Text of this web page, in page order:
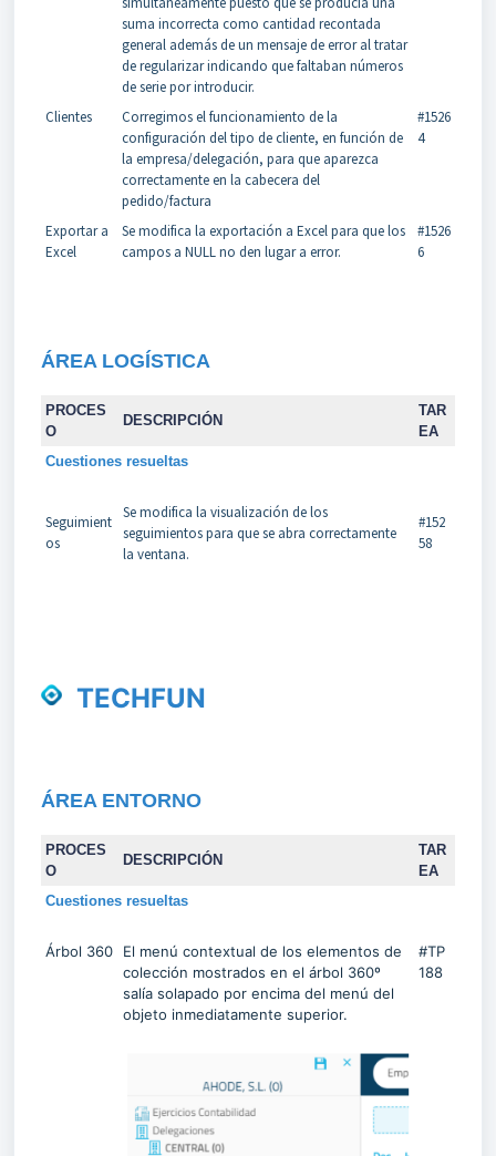
suma incorrecta como cantidad recontada
general además de un mensaje de error al tratar
de regularizar indicando que faltaban números
de serie por introducir.
Clientes
Corregimos el funcionamiento de la
configuración del tipo de cliente, en función de
la empresa/delegación, para que aparezca
correctamente en la cabecera del
pedido/factura
#1526
4
Exportar a
Excel
Se modifica la exportación a Excel para que los
campos a NULL no den lugar a error.
#1526
6
ÁREA LOGÍSTICA
PROCES
O
DESCRIPCIÓN
TAR
EA
Cuestiones resueltas
Seguimient
os
Se modifica la visualización de los
seguimientos para que se abra correctamente
la ventana.
#152
58
TECHFUN
ÁREA ENTORNO
PROCES
O
DESCRIPCIÓN
TAR
EA
Cuestiones resueltas
Árbol 360
El menú contextual de los elementos de
colección mostrados en el árbol 360º
salía solapado por encima del menú del
objeto inmediatamente superior.
#TP
188